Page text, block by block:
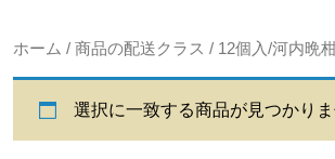
ホーム / 商品の配送クラス / 12個入/河内晩
選択に一致する商品が見つかりま